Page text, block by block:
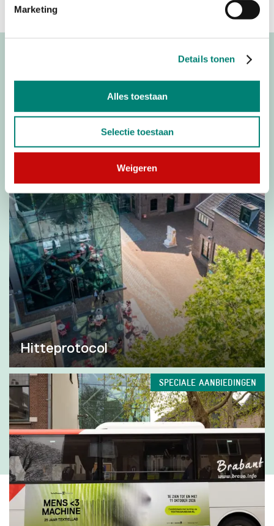
Marketing
Details tonen
Alles toestaan
Selectie toestaan
Weigeren
Nieuws & updates
Hitteprotocol
SPECIALE AANBIEDINGEN